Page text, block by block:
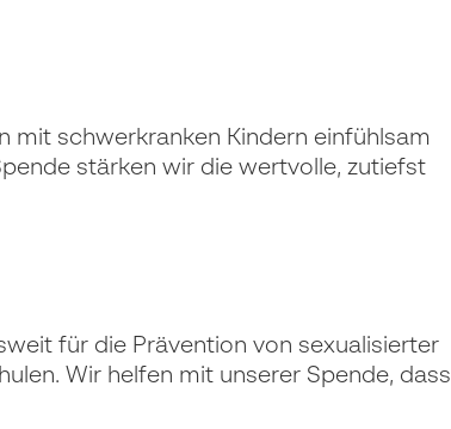
mit schwerkranken Kindern einfühlsam
stärken wir die wertvolle, zutiefst
für die Prävention von sexualisierter
Wir helfen mit unserer Spende, dass